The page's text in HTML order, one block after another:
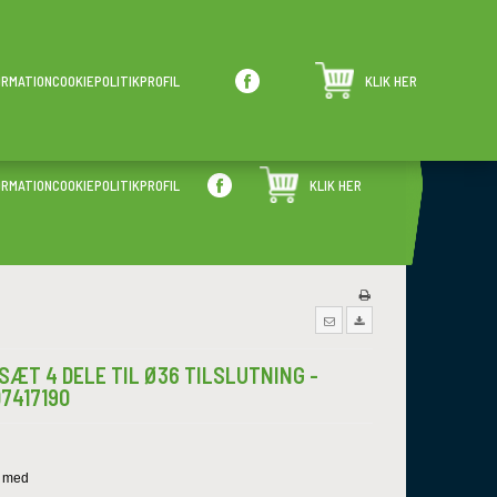
COOKIEPOLITIKPROFIL KLIK HER
Store rabatter hver dag
KUNDESERVICE
Har du spørgsmål?
COOKIEPOLITIKPROFIL KLIK HER
4 DELE TIL Ø36 TILSLUTNING -